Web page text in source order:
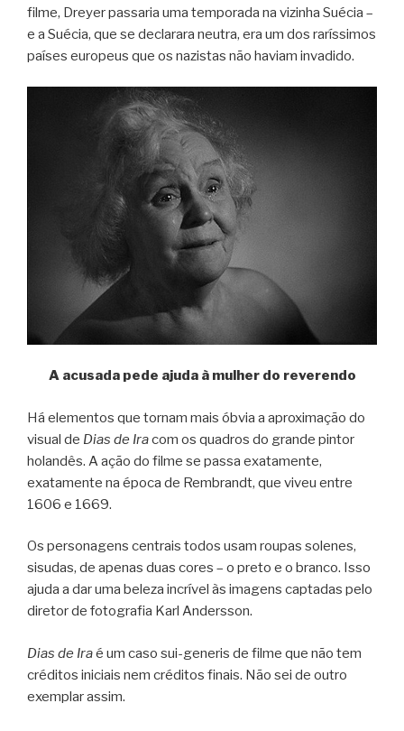
filme, Dreyer passaria uma temporada na vizinha Suécia –
e a Suécia, que se declarara neutra, era um dos raríssimos
países europeus que os nazistas não haviam invadido.
A acusada pede ajuda à mulher do reverendo
Há elementos que tornam mais óbvia a aproximação do
visual de Dias de Iracom os quadros do grande pintor
holandês. A ação do filme se passa exatamente,
exatamente na época de Rembrandt, que viveu entre
1606 e 1669.
Os personagens centrais todos usam roupas solenes,
sisudas, de apenas duas cores – o preto e o branco. Isso
ajuda a dar uma beleza incrível às imagens captadas pelo
diretor de fotografia Karl Andersson.
Dias de Iraé um caso sui-generis de filme que não tem
créditos iniciais nem créditos finais. Não sei de outro
exemplar assim.